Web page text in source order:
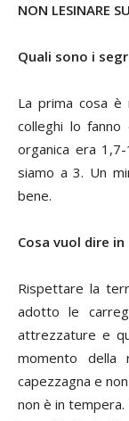
NON LESINARE
Quali sono i
La prima cosa
colleghi lo
organica era
siamo a 3. Un
bene.
Cosa vuol dire
Rispettare la
adotto le
attrezzature e
momento della
capezzagna e
non è in